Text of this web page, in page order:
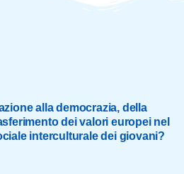
alla democrazia, della
dei valori europei nel
interculturale dei giovani?